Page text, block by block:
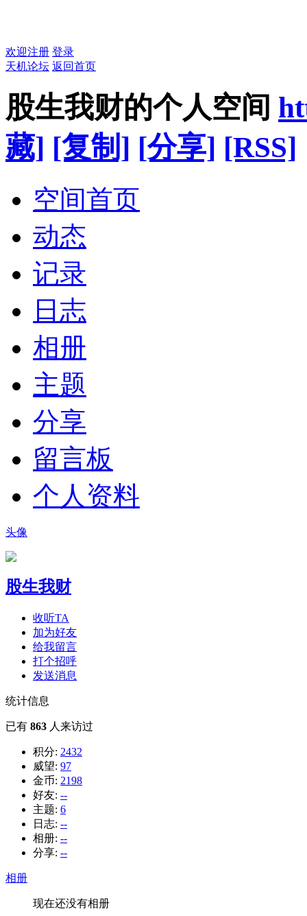
欢迎注册 登录
天机论坛 返回首页
股生我财的个人空间
藏] [复制] [分享] [RSS]
空间首页
动态
记录
日志
相册
主题
分享
留言板
个人资料
头像
股生我财
收听TA
加为好友
给我留言
打个招呼
发送消息
统计信息
已有 863 人来访过
积分: 2432
威望: 97
金币: 2198
好友: --
主题: 6
日志: --
相册: --
分享: --
相册
现在还没有相册